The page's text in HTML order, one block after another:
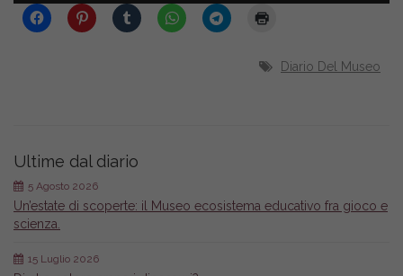
Diario Del Museo
Ultime dal diario
Un’estate di scoperte: il Museo ecosistema educativo fra gioco e
scienza.
5 Agosto 2026
15 Luglio 2026